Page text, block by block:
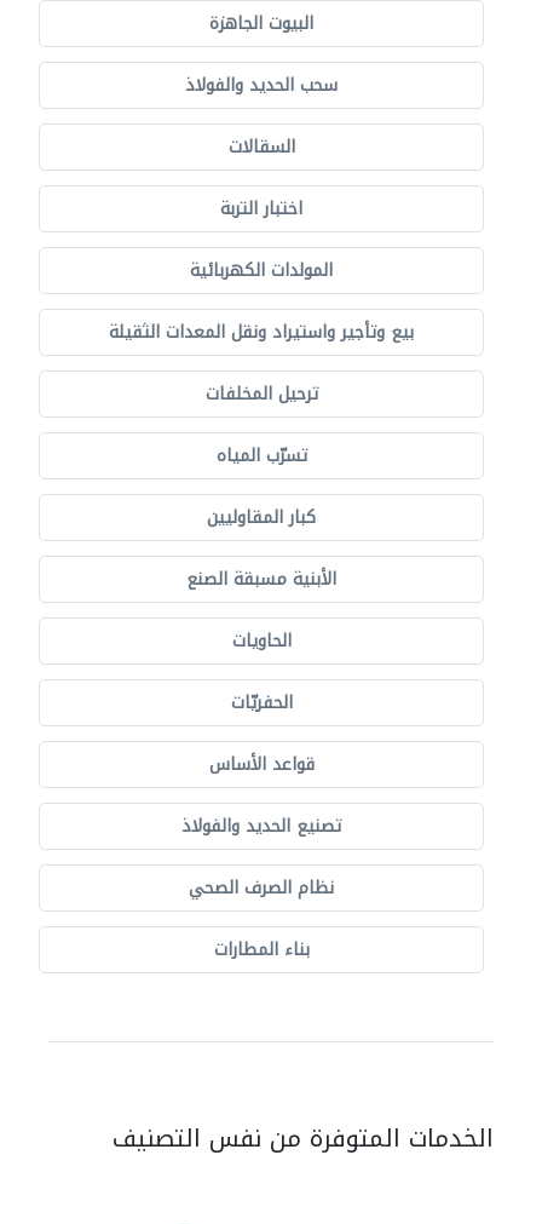
البيوت الجاهزة
سحب الحديد والفولاذ
السقالات
اختبار التربة
المولدات الكهربائية
بيع وتأجير واستيراد ونقل المعدات الثقيلة
ترحيل المخلفات
تسرّب المياه
كبار المقاوليين
الأبنية مسبقة الصنع
الحاويات
الحفريّات
قواعد الأساس
تصنيع الحديد والفولاذ
نظام الصرف الصحي
بناء المطارات
الخدمات المتوفرة من نفس التصنيف